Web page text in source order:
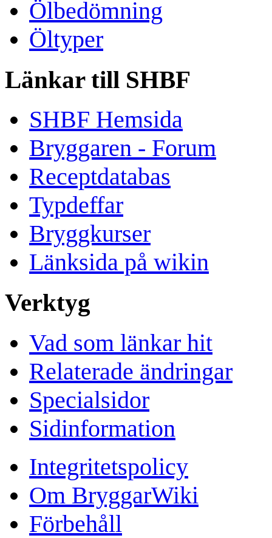
Ölbedömning
Öltyper
Länkar till SHBF
SHBF Hemsida
Bryggaren - Forum
Receptdatabas
Typdeffar
Bryggkurser
Länksida på wikin
Verktyg
Vad som länkar hit
Relaterade ändringar
Specialsidor
Sidinformation
Integritetspolicy
Om BryggarWiki
Förbehåll